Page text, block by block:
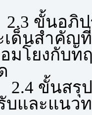
ปราย
เด็นสำคัญ
มโยงกับท
2.4 ขั้นสรุ
บและแนว